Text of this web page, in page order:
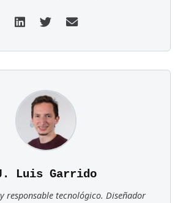
Luis Garrido
responsable tecnológico. Diseñador